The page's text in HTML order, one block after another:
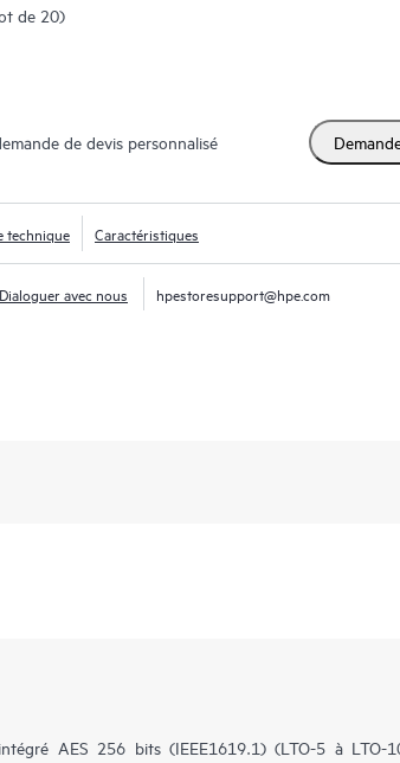
10: the latest generation of HPE Storage LTO Tape Media
de 20)
de devis personnalisé
technique Caractéristiques
Dialoguer avec nous hpestoresupport@hpe.com
AES 256 bits (IEEE1619.1) (LTO-5 à LTO-